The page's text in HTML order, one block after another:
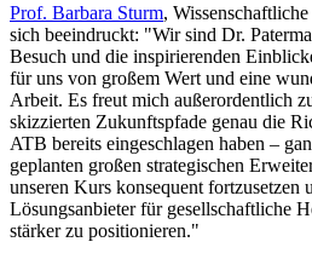
Prof. Barbara Sturm,
sich beeindruckt: "Wir sind Dr.
Besuch und die inspirierenden
für uns von großem Wert und eine
Arbeit. Es freut mich außerordentlich
skizzierten Zukunftspfade genau die
ATB bereits eingeschlagen haben –
geplanten großen strategischen
unseren Kurs konsequent fortzusetzen
Lösungsanbieter für gesellschaftliche
stärker zu positionieren."